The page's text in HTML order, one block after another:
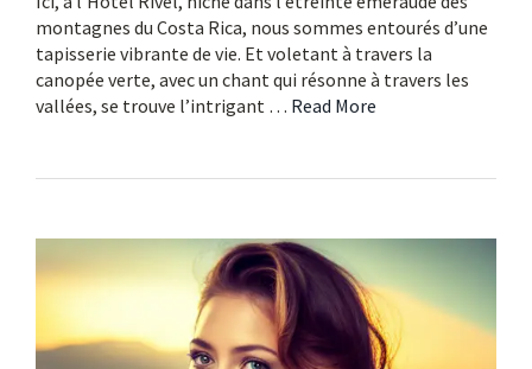
montagnes du Costa Rica, nous sommes entourés d’une
tapisserie vibrante de vie. Et voletant à travers la
canopée verte, avec un chant qui résonne à travers les
vallées, se trouve l’intrigant … Read More